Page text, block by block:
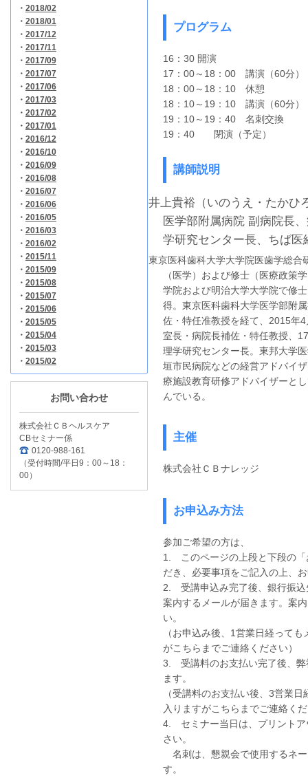
・ 2018/02
・ 2018/01
・ 2017/12
・ 2017/11
・ 2017/09
・ 2017/07
・ 2017/06
・ 2017/03
・ 2017/02
・ 2017/01
・ 2016/12
・ 2016/10
・ 2016/09
・ 2016/08
・ 2016/07
・ 2016/06
・ 2016/05
・ 2016/03
・ 2016/02
・ 2015/11
・ 2015/09
・ 2015/08
・ 2015/07
・ 2015/06
・ 2015/05
・ 2015/04
・ 2015/03
・ 2015/02
お問い合わせ
株式会社ＣＢヘルスケア
CBセミナー係
0120-988-161
（受付時間/平日9：00～18：
00）
プログラム
16：30 開演
17：00～18：00 講演（60分）
18：00～18：10 休憩
18：10～19：10 講演（60分）
19：10～19：40 名刺交換
19：40 閉演（予定）
講師説明
井上貴裕（いのうえ・たかひ
医学部附属病院 副病院長
学研究センター長、ちば医
東京医科歯科大学大学院医歯学総合
（医学）および修士（医療政策
学院および明治大学大学院で修
得。東京医科歯科大学医学部附
佐・特任准教授を経て、2015年
室長・病院長補佐・特任教授、
理学研究センター長。東邦大学
垣市民病院などの経営アドバイ
療施設教育研修アドバイザーと
んでいる。
主催
株式会社ＣＢナレッジ
お申込み方法
参加ご希望の方は、
1. このページの上段と下段の「
だき、必要事項をご記入の上、
2. 受講申込み完了後、銀行振込
案内するメールが届きます。案
い。
（お申込み後、1営業日経って
がこちらまでご連絡ください）
3. 受講料のお支払い完了後、弊
ます。
（受講料のお支払い後、3営業
入りますがこちらまでご連絡く
4. セミナー当日は、プリントア
さい。
名刺は、懇親会で使用するネ
す。